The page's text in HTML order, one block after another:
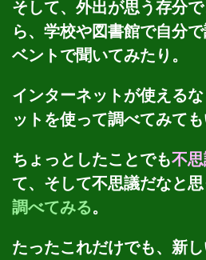
そして、外出が思う存分
ら、学校や図書館で自分
ベントで聞いてみたり。
インターネットが使える
ットを使って調べてみても
ちょっとしたことでも不
て、そして不思議だなと
調べてみる。
たったこれだけでも、新